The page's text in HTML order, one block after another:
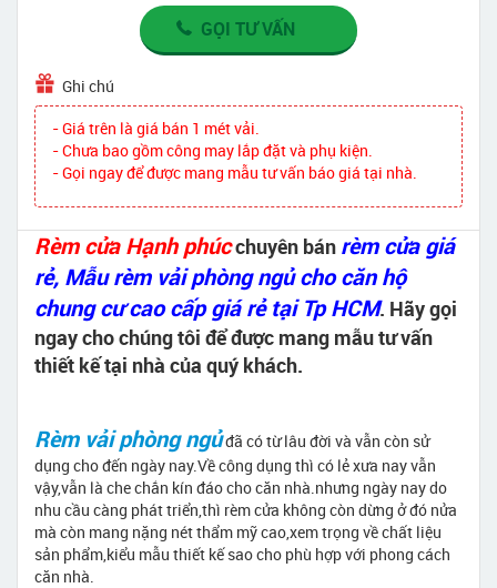
GỌI TƯ VẤN
Ghi chú
- Giá trên là giá bán 1 mét vải.
- Chưa bao gồm công may lắp đặt và phụ kiện.
- Gọi ngay để được mang mẫu tư vấn báo giá tại nhà.
Rèm cửa Hạnh phúcchuyên bán rèm cửa giá
rẻ, Mẫu rèm vải phòng ngủ cho căn hộ
chung cư cao cấp giá rẻ tại Tp HCM. Hãy gọi
ngay cho chúng tôi để được mang mẫu tư vấn
thiết kế tại nhà của quý khách.
Rèm vải phòng ngủđã có từ lâu đời và vẫn còn sử
dụng cho đến ngày nay.Về công dụng thì có lẻ xưa nay vẫn
vậy,vẫn là che chắn kín đáo cho căn nhà.nhưng ngày nay do
nhu cầu càng phát triển,thì rèm cửa không còn dừng ở đó nửa
mà còn mang nặng nét thẩm mỹ cao,xem trọng về chất liệu
sản phẩm,kiểu mẫu thiết kế sao cho phù hợp với phong cách
căn nhà.